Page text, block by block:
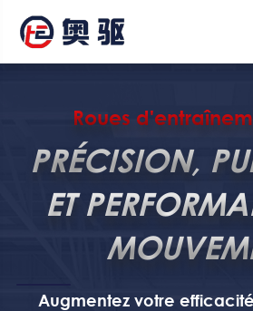
Roues
PRÉCISION,
ET
Augmentez votre